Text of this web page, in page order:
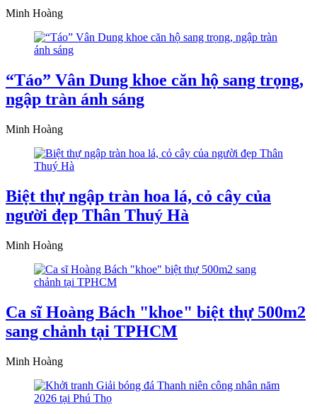
Minh Hoàng
“Táo” Vân Dung khoe căn hộ sang trọng,
ngập tràn ánh sáng
Minh Hoàng
Biệt thự ngập tràn hoa lá, cỏ cây của
người đẹp Thân Thuý Hà
Minh Hoàng
Ca sĩ Hoàng Bách "khoe" biệt thự 500m2
sang chảnh tại TPHCM
Minh Hoàng